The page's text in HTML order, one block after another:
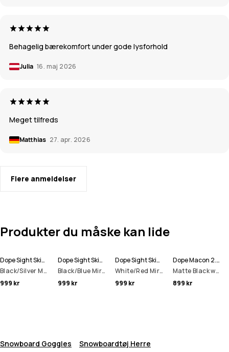
Behagelig bærekomfort under gode lysforhold
Julia 16. maj 2026
Meget tilfreds
Matthias 27. apr. 2026
Flere anmeldelser
Produkter du måske kan lide
Dope Sight Skibriller
Black/Silver Mirror
999 kr
Dope Sight Skibriller
Black/Blue Mirror
999 kr
Dope Sight Skibriller
White/Red Mirror
999 kr
Dope Macon 2.0 Skihjelm
Matte Black w/ Black
899 kr
Snowboard Goggles
Snowboardtøj Herre